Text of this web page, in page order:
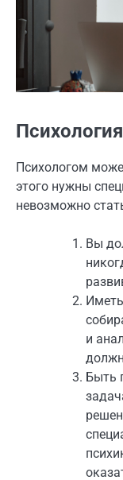
Психологом
этого нужны
невозможно
Вы
и
Быть